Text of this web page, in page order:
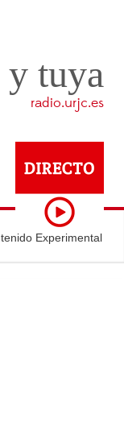
tuya
radio.urjc.es
Experimental